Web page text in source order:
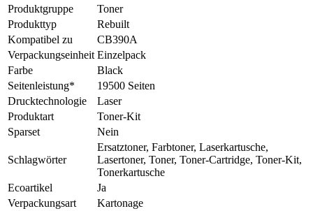
Produktgruppe
Toner
Produkttyp
Rebuilt
Kompatibel zu
CB390A
Verpackungseinheit Einzelpack
Farbe
Black
Seitenleistung*
19500 Seiten
Drucktechnologie
Laser
Produktart
Toner-Kit
Sparset
Nein
Schlagwörter
Ersatztoner, Farbtoner, Laserkartusche,
Lasertoner, Toner, Toner-Cartridge, Toner-Kit,
Tonerkartusche
Ecoartikel
Ja
Verpackungsart
Kartonage